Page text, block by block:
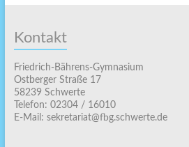
Kontakt
Friedrich-Bährens-Gymnasium
Ostberger Straße 17
58239 Schwerte
Telefon: 02304 / 16010
E-Mail: sekretariat@fbg.schwerte.de